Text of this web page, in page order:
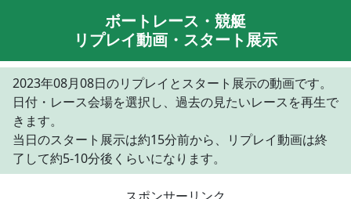
ボートレース・競艇
リプレイ動画・スタート展示
2023年08月08日のリプレイとスタート展示の動画です。
日付・レース会場を選択し、過去の見たいレースを再生で
きます。
当日のスタート展示は約15分前から、リプレイ動画は終
了して約5-10分後くらいになります。